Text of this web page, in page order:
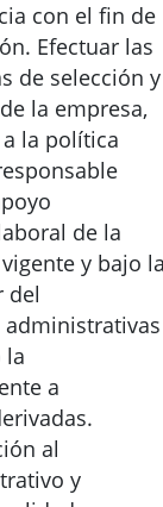
con el fin de
Efectuar las
de selección y
la empresa,
la política
de la
y bajo
del
administrativas
la
a
al
y